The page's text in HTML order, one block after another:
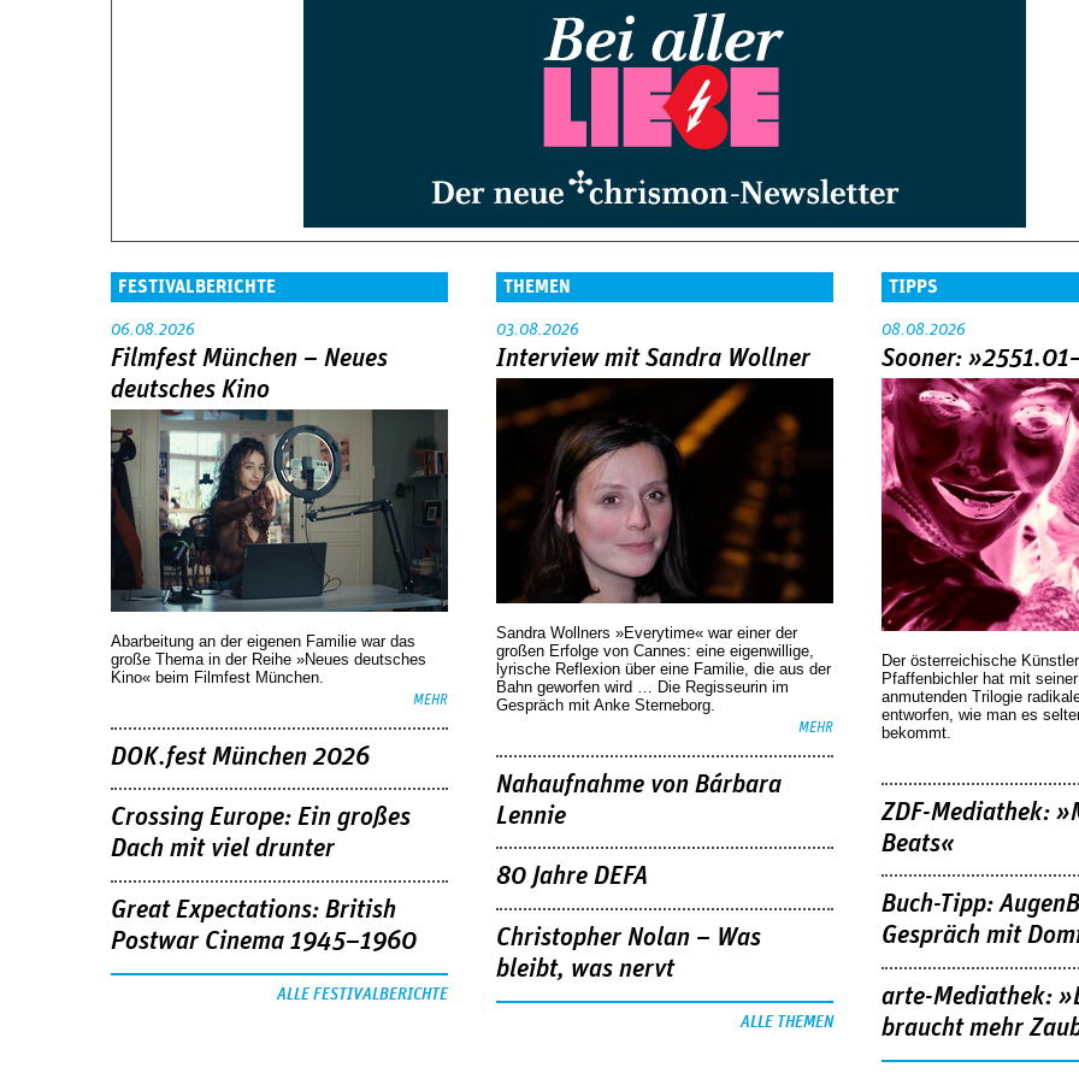
FESTIVALBERICHTE
06.08.2026
Filmfest München – Neues
deutsches Kino
Abarbeitung an der eigenen Familie war das
große Thema in der Reihe »Neues deutsches
Kino« beim Filmfest München.
MEHR
DOK.fest München 2026
Crossing Europe: Ein großes
Dach mit viel drunter
Great Expectations: British
Postwar Cinema 1945–1960
ALLE FESTIVALBERICHTE
THEMEN
03.08.2026
Interview mit Sandra Wollner
Sandra Wollners »Everytime« war einer der
großen Erfolge von Cannes: eine eigenwillige,
lyrische Reflexion über eine ­Familie, die aus der
Bahn geworfen wird … Die Regisseurin im
Gespräch mit Anke Sterneborg.
MEHR
Nahaufnahme von Bárbara
Lennie
80 Jahre DEFA
Christopher Nolan – Was
bleibt, was nervt
ALLE THEMEN
TIPPS
08.08.2026
Sooner:
Der österreichische
Pfaffenbichler hat mit
anmutenden Trilogie
entworfen, wie man es
bekommt.
ZDF-Mediathek:
Beats«
Buch-Tipp:
Gespräch mit
arte-Mediathek:
braucht mehr